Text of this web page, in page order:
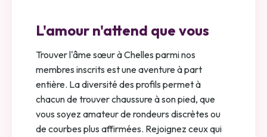
L'amour n'attend que vous
Trouver l'âme sœur à Chelles parmi nos
membres inscrits est une aventure à part
entière. La diversité des profils permet à
chacun de trouver chaussure à son pied, que
vous soyez amateur de rondeurs discrètes ou
de courbes plus affirmées. Rejoignez ceux qui